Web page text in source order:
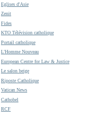
Eglises d'Asie
Zenit
Fides
KTO Télévision catholique
Portail catholique
L'Homme Nouveau
European Centre for Law & Justice
Le salon beige
Riposte Catholique
Vatican News
Cathobel
RCF